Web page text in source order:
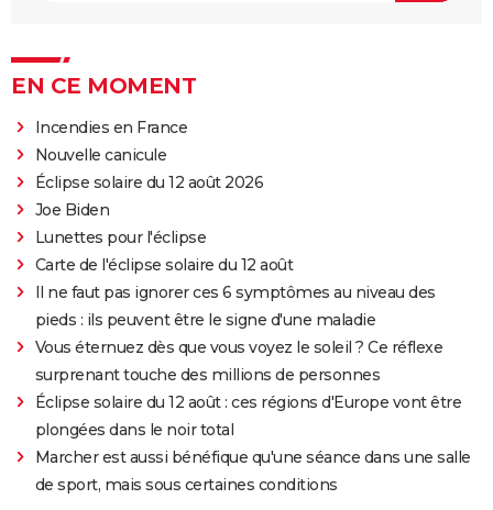
EN CE MOMENT
Incendies en France
Nouvelle canicule
Éclipse solaire du 12 août 2026
Joe Biden
Lunettes pour l'éclipse
Carte de l'éclipse solaire du 12 août
Il ne faut pas ignorer ces 6 symptômes au niveau des
pieds : ils peuvent être le signe d'une maladie
Vous éternuez dès que vous voyez le soleil ? Ce réflexe
surprenant touche des millions de personnes
Éclipse solaire du 12 août : ces régions d'Europe vont être
plongées dans le noir total
Marcher est aussi bénéfique qu'une séance dans une salle
de sport, mais sous certaines conditions